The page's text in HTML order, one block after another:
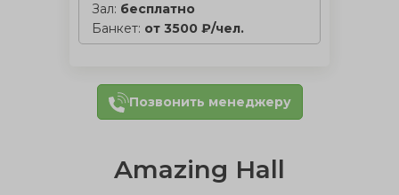
Зал: бесплатно
Банкет: от 3500 ₽/чел.
Позвонить менеджеру
Amazing Hall